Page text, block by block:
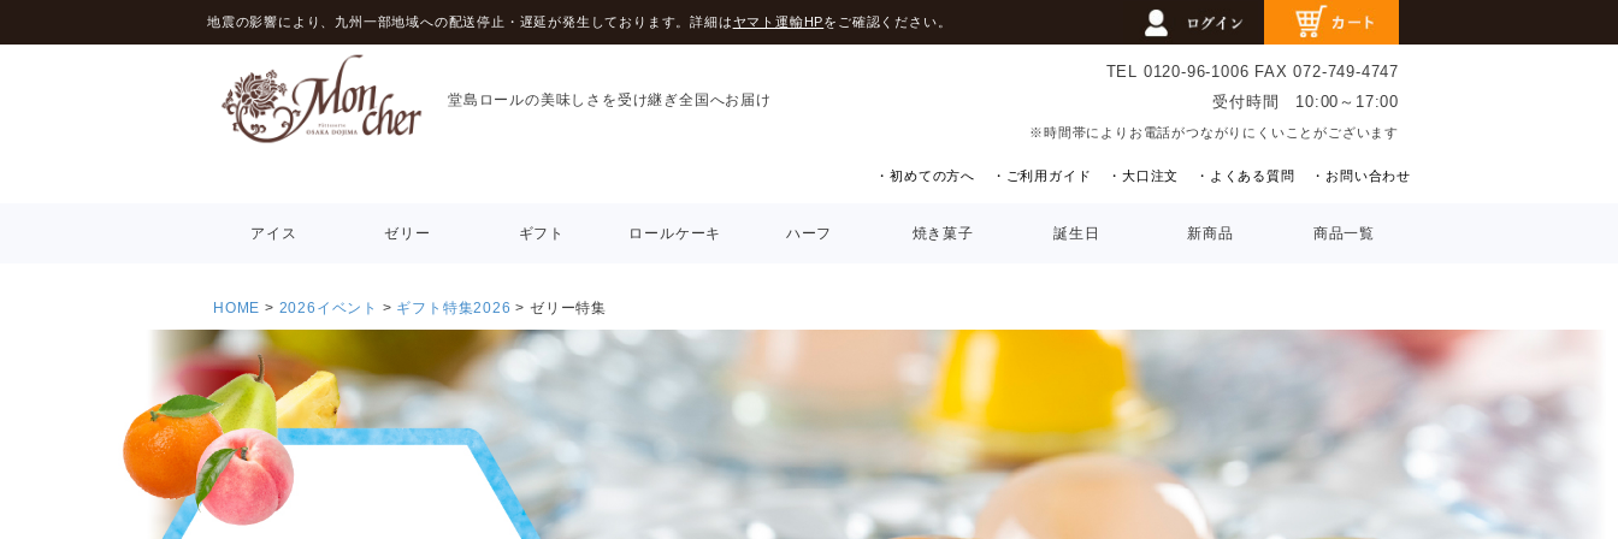
地震の影響により、九州一部地域への配送停止・遅延が発生しております。詳細はヤマト運輸HPをご確認ください。
堂島ロールの美味しさを受け継ぎ全国へお届け
TEL 0120-96-1006 FAX 072-749-4747
受付時間 10:00～17:00
※時間帯によりお電話がつながりにくいことがございます
・初めての方へ ・ご利用ガイド ・大口注文 ・よくある質問 ・お問い合わせ
アイス ゼリー ギフト ロールケーキ ハーフ 焼き菓子 誕生日 新商品 商品一覧
HOME 2026イベント ギフト特集2026 ゼリー特集